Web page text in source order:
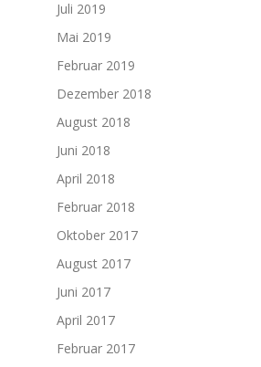
Juli 2019
Mai 2019
Februar 2019
Dezember 2018
August 2018
Juni 2018
April 2018
Februar 2018
Oktober 2017
August 2017
Juni 2017
April 2017
Februar 2017